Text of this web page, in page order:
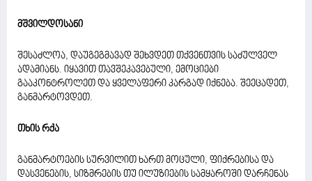
მშვილდოსანი
შესაძლოა, დაუგეგმავად შეხვდეთ თქვენთვის საძულველ
ადამიანს. იყავით თავშეკავებული, ემოციები
გააკონტროლეთ და ყველაფერი კარგად იქნება. შეეცადეთ,
განმარტოვდეთ.
თხის რქა
განმარტოების სურვილით ხართ მოცული, ფიქრებისა და
დასვენების, სიზმრების თუ ილუზიების სამყაროში დარჩენას